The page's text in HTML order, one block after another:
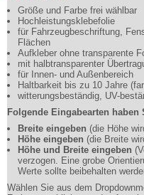
Größe und Farbe frei wählbar
Hochleistungsklebefolie
für Fahrzeugbeschriftung,
Flächen
Aufkleber ohne transparente
mit halbtransparenter
für Innen- und Außenbereich
Haltbarkeit bis zu 10 Jahre
witterungsbeständig, UV-
Folgende Eingabearten
Breite eingeben (die Höhe
Höhe eingeben (die Breite
Höhe und Breite eingeben
verzogen. Eine grobe
Werte sollte beibehalten
Wählen Sie aus dem